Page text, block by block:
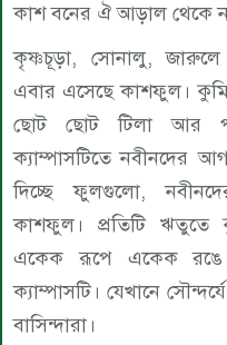
কাশ বনের ঐ আড়াল থেকে
কৃষ্ণচূড়া, সোনালু, জারুলে
এবার এসেছে কাশফুল।
ছোট ছোট টিলা আর
ক্যাম্পাসটিতে নবীনদের
দিচ্ছে ফুলগুলো,
কাশফুল। প্রতিটি ঋতুতে
একেক রূপে একেক রঙে।
ক্যাম্পাসটি। যেখানে
বাসিন্দারা।